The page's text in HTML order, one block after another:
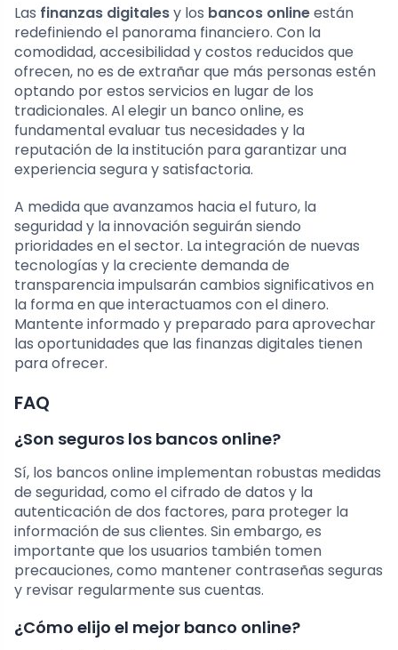
Las finanzas digitalesy los bancos onlineestán
redefiniendo el panorama financiero. Con la
comodidad, accesibilidad y costos reducidos que
ofrecen, no es de extrañar que más personas estén
optando por estos servicios en lugar de los
tradicionales. Al elegir un banco online, es
fundamental evaluar tus necesidades y la
reputación de la institución para garantizar una
experiencia segura y satisfactoria.
A medida que avanzamos hacia el futuro, la
seguridad y la innovación seguirán siendo
prioridades en el sector. La integración de nuevas
tecnologías y la creciente demanda de
transparencia impulsarán cambios significativos en
la forma en que interactuamos con el dinero.
Mantente informado y preparado para aprovechar
las oportunidades que las finanzas digitales tienen
para ofrecer.
FAQ
¿Son seguros los bancos online?
Sí, los bancos online implementan robustas medidas
de seguridad, como el cifrado de datos y la
autenticación de dos factores, para proteger la
información de sus clientes. Sin embargo, es
importante que los usuarios también tomen
precauciones, como mantener contraseñas seguras
y revisar regularmente sus cuentas.
¿Cómo elijo el mejor banco online?